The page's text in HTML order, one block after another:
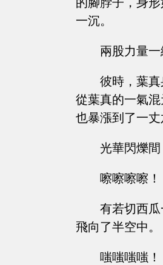
一沉。
兩股力量
彼時，葉
從葉真的一氣
也暴漲到了一丈
光華閃爍
嚓嚓嚓嚓！
有若切西
飛向了半空中。
嗤嗤嗤嗤！